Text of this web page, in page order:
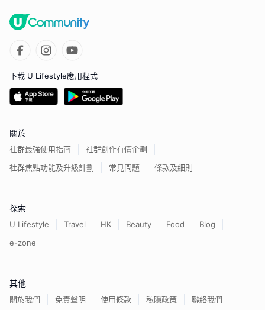
下載 U Lifestyle應用程式
關於
社群最強使用指南
社群創作有價企劃
社群焦點功能及升級計劃
常見問題 條款及細則
探索
U Lifestyle Travel HK Beauty Food
Blog
e-zone
其他
關於我們 免責聲明 使用條款 私隱政策 聯絡我們